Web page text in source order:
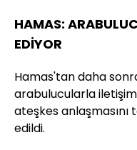
HAMAS:
EDİYOR
Hamas'tan daha
arabulucularla
ateşkes
edildi.